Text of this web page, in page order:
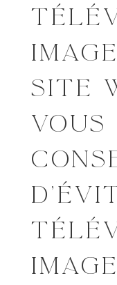
SITE
VOUS